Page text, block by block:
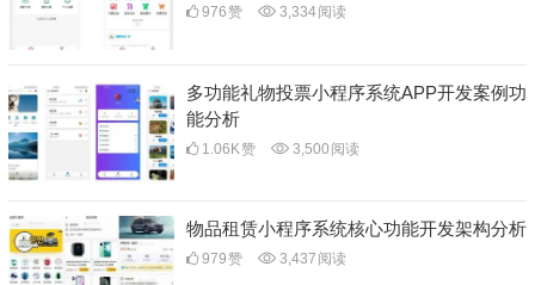
976赞 3,334阅读
多功能礼物投票小程序系统APP开发案例功
能分析
1.06K赞 3,500 阅读
物品租赁小程序系统核心功能开发架构分析
979赞 3,437 阅读